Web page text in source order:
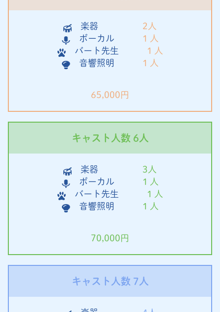
楽器 2人
ボーカル １人
バート先生 １人
音響照明
１人
65,000円
キャスト人数 6人
楽器 3人
ボーカル １人
バート先生 １人
音響照明
１人
70,000円
キャスト人数 7人